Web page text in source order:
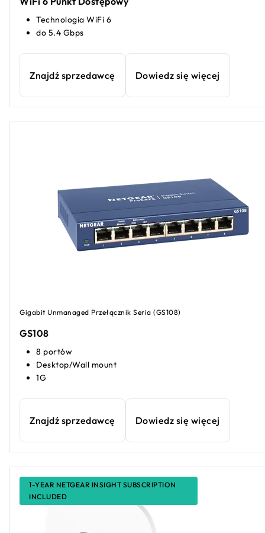
Technologia WiFi 6
do 5.4 Gbps
Znajdź sprzedawcę Dowiedz się więcej
Gigabit Unmanaged Przełącznik Seria (GS108)
GS108
8 portów
Desktop/Wall mount
1G
Znajdź sprzedawcę Dowiedz się więcej
1-YEAR NETGEAR INSIGHT SUBSCRIPTION
INCLUDED